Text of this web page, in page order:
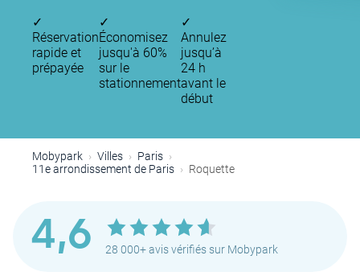
✓
Réservation
rapide et
prépayée
✓
Économisez
jusqu'à 60%
sur le
stationnement
✓
Annulez
jusqu’à
24 h
avant le
début
Mobypark Villes
Paris
11e arrondissement de Paris
Roquette
4,6 28 000+ avis vérifiés sur Mobypark
P
P